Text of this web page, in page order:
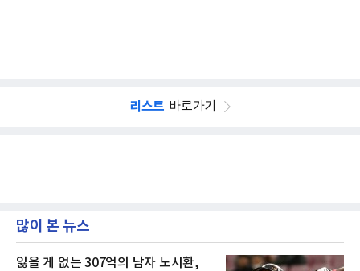
리스트 바로가기
많이 본 뉴스
잃을 게 없는 307억의 남자 노시환,